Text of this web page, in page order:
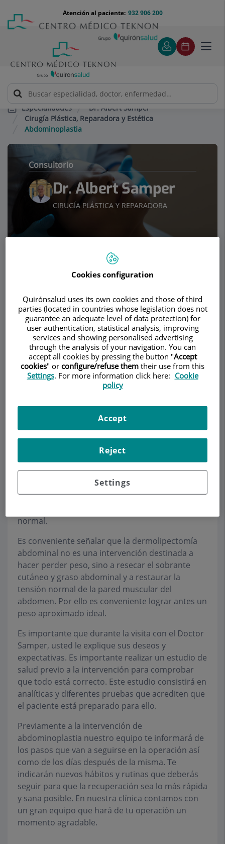
contenido
Menú
teléfono
cabecera
932 906 200
Atención al paciente:
Especialidades
Dr. Albert Samper
Cirugía Plástica, Reparadora y Estética
Abdominoplastia
Consultorio
Dr. Albert Samper
CIRUGÍA PLÁSTICA Y REPARADORA
DescripciónServiciosEquipoContactoHorario
Pedir cita
Abdominoplastia
En personas que han tenido grandes aumentos
flacidez general de la piel del abdomen, muchas
veces combinada con una flacidez concomitante
de los músculos subyacentes de la pared
abdominal o incluso una separación de los
mismos en la línea media (diastasis). La
abdominoplastia puede mejorar el aspecto del
abdomen volviendo a tensar la pared abdominal
normal.
Es conveniente señalar que la dermolipectomía
abdominal no es una intervención destinada a
hacer perder peso, sino a resecar el sobrante
cutáneo y graso abdominal y a restaurar la
tensión normal de la pared muscular del
abdomen. Por ello es conveniente lograr antes un
peso aproximado ideal.
Es importante que durante la visita con el Doctor
Samper, usted le explique sus deseos y
expectativas. Es importante realizar un estudio de
salud previo a la intervención para comprobar
que todo está correcto. Este estudio consistirá en
analíticas y diferentes pruebas que acrediten que
el paciente está preparado para ello.
Previamente a la intervención de
abdominoplastia nuestro equipo te informará de
los pasos que van a seguirse en la operación así
como de los días después de la misma. Te
indicarán nuevos hábitos y rutinas que deberás
seguir para que la recuperación sea lo más rápida
y sana posible. En nuestra clínica contamos con
un gran equipo que hará de tu operación un
momento agradable.
Cookies configuration
Quirónsalud uses its own cookies and those of third
parties (located in countries whose legislation does not
guarantee an adequate level of data protection) for
user authentication, statistical analysis, improving
services and showing personalised advertising
through the analysis of your navigation. You can
accept all cookies by pressing the button "Accept
cookies" or configure/refuse them their use from this
Settings. For more information click here: Cookie
policy
Settings
Reject
Accept